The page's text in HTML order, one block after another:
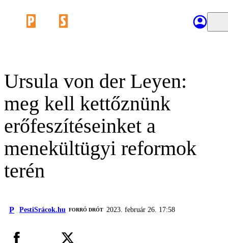
Ursula von der Leyen:
meg kell kettőznünk
erőfeszítéseinket a
menekültügyi reformok
terén
P PestiSrácok.hu FORRÓ DRÓT 2023. február 26. 17:58